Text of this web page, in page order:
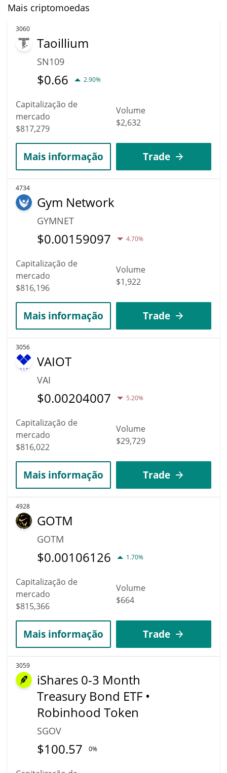
Mais criptomoedas
3060
Taoillium
SN109
$0.66 2.90%
Capitalização de
mercado
$817,279
Volume
$2,632
Mais informação Trade
4734
Gym Network
GYMNET
$0.00159097 4.70%
Capitalização de
mercado
$816,196
Volume
$1,922
Mais informação Trade
3056
VAIOT
VAI
$0.00204007 5.20%
Capitalização de
mercado
$816,022
Volume
$29,729
Mais informação Trade
4928
GOTM
GOTM
$0.00106126 1.70%
Capitalização de
mercado
$815,366
Volume
$664
Mais informação Trade
3059
iShares 0-3 Month
Treasury Bond ETF •
Robinhood Token
SGOV
$100.57 0%